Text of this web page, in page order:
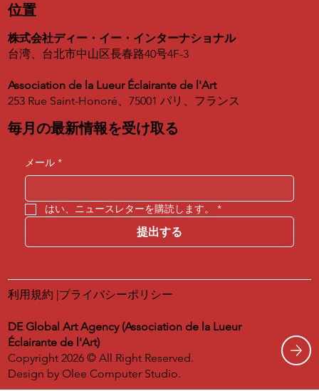
位置
株式会社ディー・イー・インターナショナル
台湾、台北市中山区長春路40号4F-3
Association de la Lueur Éclairante de l'Art
253 Rue Saint-Honoré、75001 パリ、フランス
毎月の最新情報を受け取る
メール *
はい、ニュースレターを購読します。 *
提出する
利用規約 |プライバシーポリシー
DE Global Art Agency (Association de la Lueur
Éclairante de l'Art)
Copyright 2026 © All Right Reserved.
Design byOlee Computer Studio.